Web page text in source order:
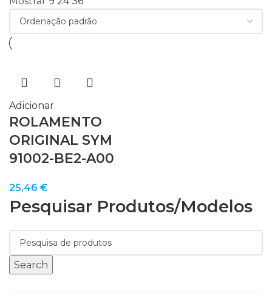
Pesquisar Produtos/modelos
Search
Adicionar
ROLAMENTO
ORIGINAL SYM
91002-BE2-A00
25,46 €